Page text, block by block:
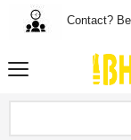
Contact?